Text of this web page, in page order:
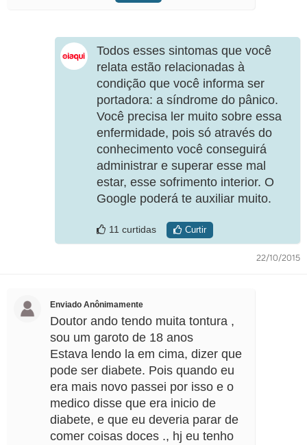
Todos esses sintomas que você
relata estão relacionadas à
condição que você informa ser
portadora: a síndrome do pânico.
Você precisa ler muito sobre essa
enfermidade, pois só através do
conhecimento você conseguirá
administrar e superar esse mal
estar, esse sofrimento interior. O
Google poderá te auxiliar muito.
11 curtidas Curtir
22/10/2015
Enviado Anônimamente
Doutor ando tendo muita tontura ,
sou um garoto de 18 anos
Estava lendo la em cima, dizer que
pode ser diabete. Pois quando eu
era mais novo passei por isso e o
medico disse que era inicio de
diabete, e que eu deveria parar de
comer coisas doces ., hj eu tenho